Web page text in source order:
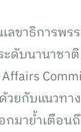
ลขาธิการพร
ดับนานาชา
ยกับแนวทา
กมาย้ำเตือ